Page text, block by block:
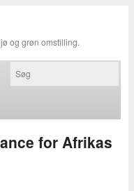
og grøn omstilling.
for Afrikas